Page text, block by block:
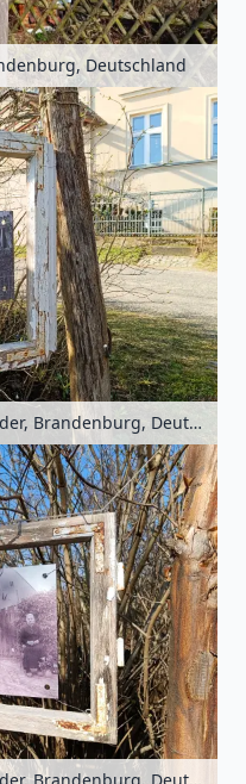
Deutschland
Historische Ansicht in Nattwerder, Brandenburg, Deutschland